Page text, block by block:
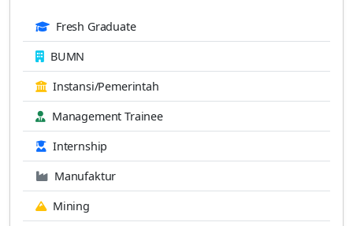
Fresh Graduate
BUMN
Instansi/Pemerintah
Management Trainee
Internship
Manufaktur
Mining